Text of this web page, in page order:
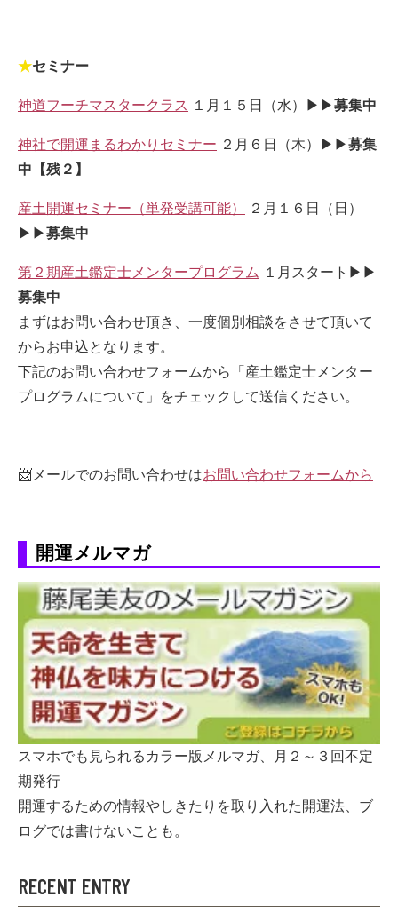
★セミナー
神道フーチマスタークラス １月１５日（水）▶▶募集中
神社で開運まるわかりセミナー ２月６日（木）▶▶募集
中【残２】
産土開運セミナー（単発受講可能）
２月１６日（日）
▶▶募集中
第２期産土鑑定士メンタープログラム １月スタート▶▶
募集中
まずはお問い合わせ頂き、一度個別相談をさせて頂いて
からお申込となります。
下記のお問い合わせフォームから「産土鑑定士メンター
プログラムについて」をチェックして送信ください。
📨メールでのお問い合わせはお問い合わせフォームから
開運メルマガ
スマホでも見られるカラー版メルマガ、月２～３回不定
期発行
開運するための情報やしきたりを取り入れた開運法、ブ
ログでは書けないことも。
RECENT ENTRY